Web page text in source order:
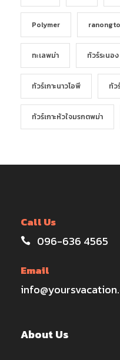
Polymer
ทะเลพม่า ทัวร์ระนอง
ทัวร์เกาะนาวโอพี ทัว
ทัวร์เกาะหัวใจมรกตพม่า
Call Us
096-636 4565
Email
About Us